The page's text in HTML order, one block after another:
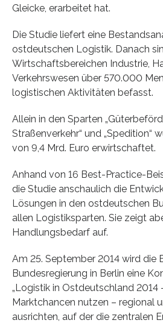
Gleicke, erarbeitet hat.
Die Studie liefert eine
ostdeutschen Logistik. Danach
Wirtschaftsbereichen Industrie,
Verkehrswesen über 570.000
logistischen Aktivitäten befasst.
Allein in den Sparten
Straßenverkehr“ und „Spedition“
von 9,4 Mrd. Euro erwirtschaftet.
Anhand von 16 Best-Practice-
die Studie anschaulich die
Lösungen in den ostdeutschen
allen Logistiksparten. Sie zeigt
Handlungsbedarf auf.
Am 25. September 2014 wird die
Bundesregierung in Berlin eine
„Logistik in Ostdeutschland 2014
Marktchancen nutzen – regional
ausrichten, auf der die zentralen